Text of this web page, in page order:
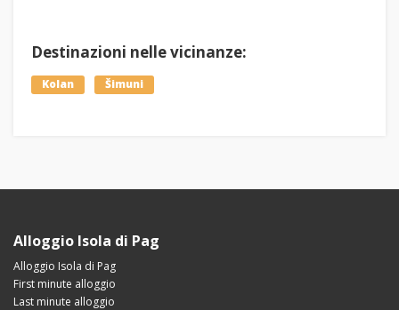
Destinazioni nelle vicinanze:
Kolan Šimuni
Alloggio Isola di Pag
Alloggio Isola di Pag
First minute alloggio
Last minute alloggio